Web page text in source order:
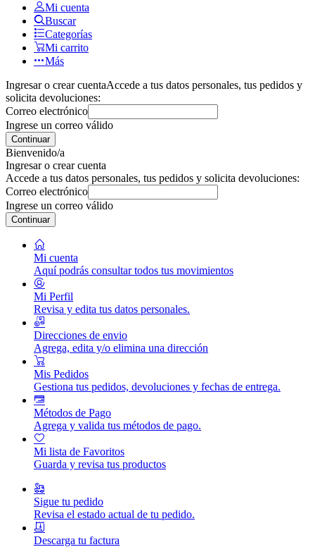
Mi cuenta
Buscar
Categorías
Mi carrito
Más
Ingresar o crear cuentaAccede a tus datos personales, tus pedidos y
solicita devoluciones:
Correo electrónico
Ingrese un correo válido
Continuar
Bienvenido/a
Ingresar o crear cuenta
Accede a tus datos personales, tus pedidos y solicita devoluciones:
Correo electrónico
Ingrese un correo válido
Continuar
Mi cuenta
Aquí podrás consultar todos tus movimientos
Mi Perfil
Revisa y edita tus datos personales.
Direcciones de envio
Agrega, edita y/o elimina una dirección
Mis Pedidos
Gestiona tus pedidos, devoluciones y fechas de entrega.
Métodos de Pago
Agrega y valida tus métodos de pago.
Mi lista de Favoritos
Guarda y revisa tus productos
Sigue tu pedido
Revisa el estado actual de tu pedido.
Descarga tu factura